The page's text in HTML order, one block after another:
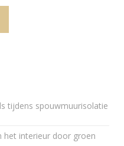
tijdens spouwmuurisolatie
het interieur door groen